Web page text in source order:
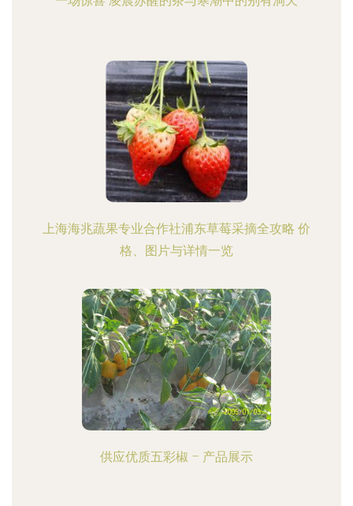
上海海兆蔬果专业合作社浦东草莓采摘全攻略 价
格、图片与详情一览
供应优质五彩椒 – 产品展示